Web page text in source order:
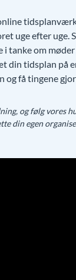
uge efter uge.
i tanke om
din tidsplan på
og få tingene
og følg vores
din egen